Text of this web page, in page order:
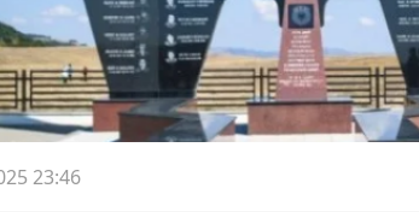
23:46